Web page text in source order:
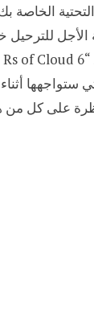
التحتية
الأجل
ستواجهها أثناء
على كل من